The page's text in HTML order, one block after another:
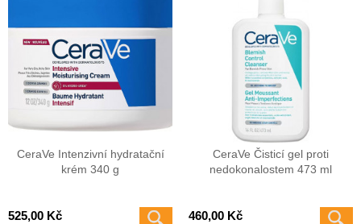
CeraVe Intenzivní hydratační
krém 340 g
525,00 Kč
CeraVe Čisticí gel proti
nedokonalostem 473 ml
460,00 Kč